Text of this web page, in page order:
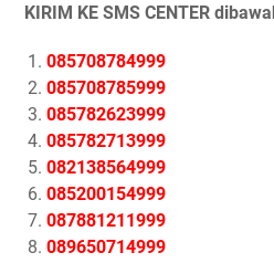
KIRIM KE SMS CENTER
085708784999
085708785999
085782623999
085782713999
082138564999
085200154999
087881211999
089650714999